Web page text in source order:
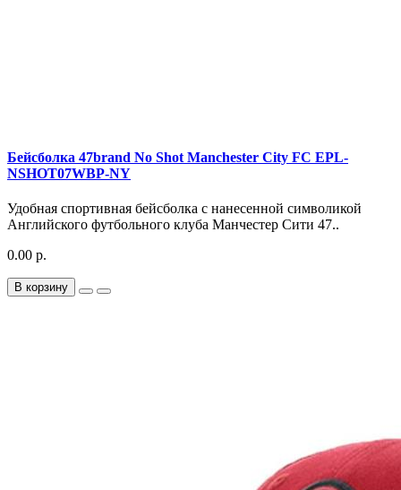
Бейсболка 47brand No Shot Manchester City FC EPL-
NSHOT07WBP-NY
Удобная спортивная бейсболка с нанесенной символикой
Английского футбольного клуба Манчестер Сити 47..
0.00 р.
В корзину